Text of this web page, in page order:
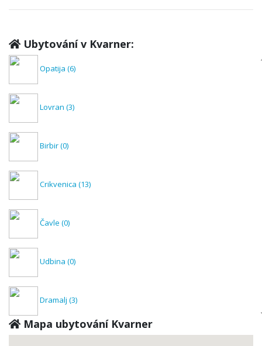
Ubytování v Kvarner:
Opatija (6)
Lovran (3)
Birbir(0)
Crikvenica (13)
Čavle (0)
Udbina (0)
Dramalj (3)
Dražice(0)
Mapa ubytování Kvarner